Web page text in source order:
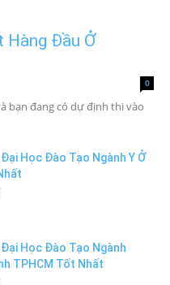
Hàng Đầu Ở
0
bạn đang có dự định thi vào
Học Đào Tạo Ngành Y Ở
Học Đào Tạo Ngành
TPHCM Tốt Nhất